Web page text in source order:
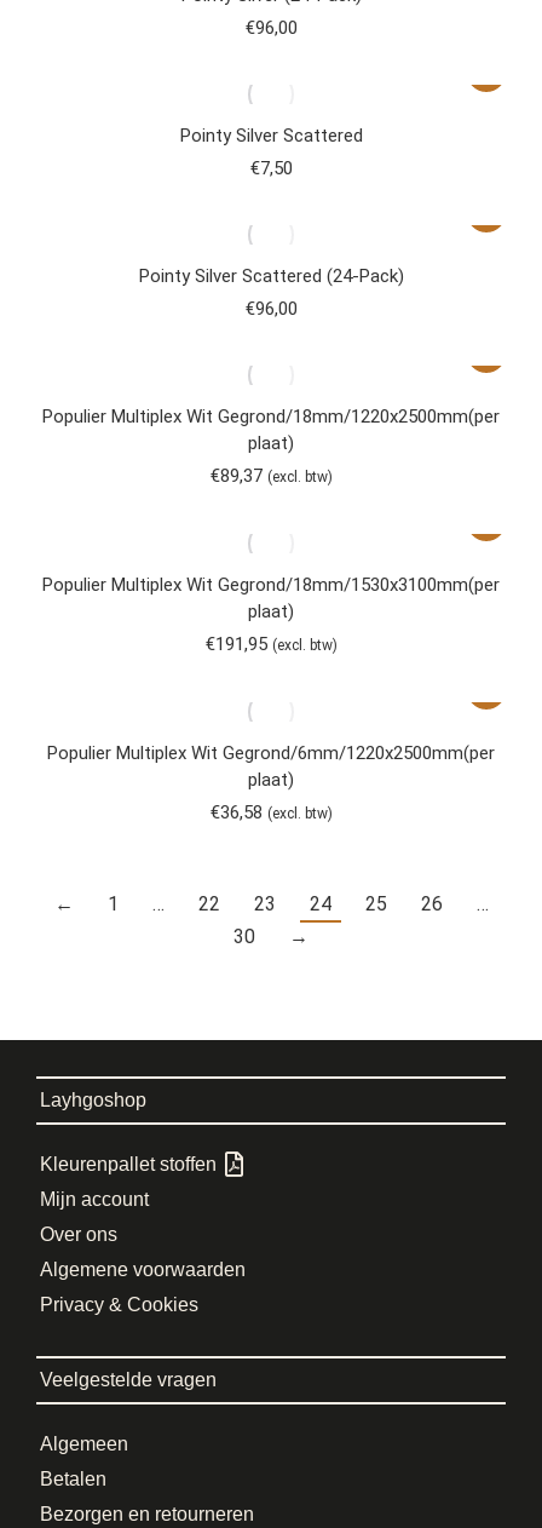
€96,00
Pointy Silver Scattered
€7,50
Pointy Silver Scattered (24-Pack)
€96,00
Populier Multiplex Wit Gegrond/18mm/1220x2500mm(per
plaat)
€89,37 (excl. btw)
Populier Multiplex Wit Gegrond/18mm/1530x3100mm(per
plaat)
€191,95 (excl. btw)
Populier Multiplex Wit Gegrond/6mm/1220x2500mm(per
plaat)
€36,58 (excl. btw)
← 1 … 22 23 24 25 26
…
30
→
Layhgoshop
Kleurenpallet stoffen
Mijn account
Over ons
Algemene voorwaarden
Privacy & Cookies
Veelgestelde vragen
Algemeen
Betalen
Bezorgen en retourneren